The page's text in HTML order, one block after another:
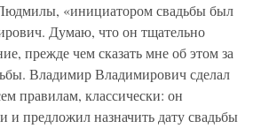
«инициатором свадьбы был
Думаю, что он тщательно
прежде чем сказать мне об этом за
Владимир Владимирович сделал
правилам, классически: он
и предложил назначить дату свадьбы